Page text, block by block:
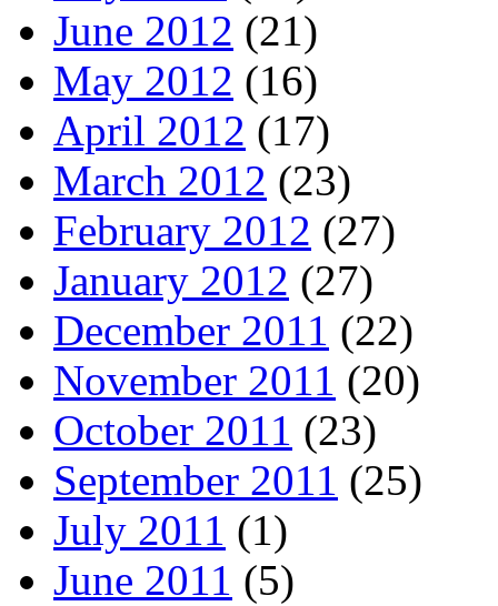
June 2012 (21)
May 2012 (16)
April 2012 (17)
March 2012 (23)
February 2012 (27)
January 2012 (27)
December 2011 (22)
November 2011 (20)
October 2011 (23)
September 2011 (25)
July 2011 (1)
June 2011 (5)